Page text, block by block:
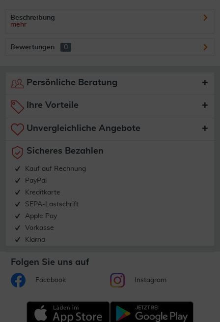
Beschreibung
mehr
Bewertungen 0
Persönliche Beratung
Ihre Vorteile
Unvergleichliche Angebote
Sicheres Bezahlen
Kauf auf Rechnung
PayPal
Kreditkarte
SEPA-Lastschrift
Apple Pay
Vorkasse
Klarna
Folgen Sie uns auf
Facebook Instagram